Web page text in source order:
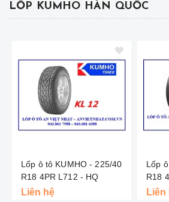
LỐP KUMHO HÀN QUỐC
Lốp ô tô KUMHO - 225/40
R18 4PR L712 - HQ
Liên hệ
Lốp
R18
Liên